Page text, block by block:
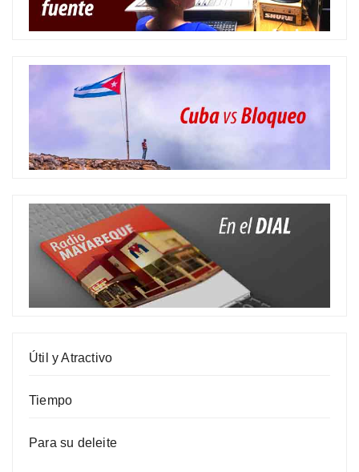
Útil y Atractivo
Tiempo
Para su deleite